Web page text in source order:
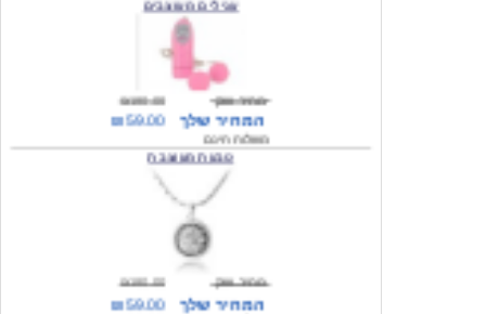
₪180.00 מחיר שוק
המחיר שלך
משלוח חינם
טבעת מעוצבת
המחיר שלך
משלוח חינם
דיסק און קי מעוצב 8 GB